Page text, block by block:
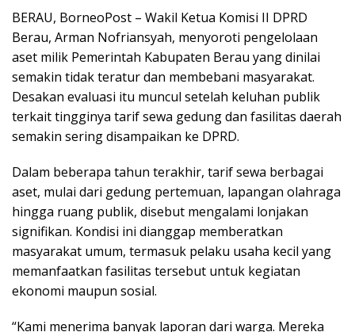
BERAU, BorneoPost – Wakil Ketua Komisi II DPRD
Berau, Arman Nofriansyah, menyoroti pengelolaan
aset milik Pemerintah Kabupaten Berau yang dinilai
semakin tidak teratur dan membebani masyarakat.
Desakan evaluasi itu muncul setelah keluhan publik
terkait tingginya tarif sewa gedung dan fasilitas daerah
semakin sering disampaikan ke DPRD.
Dalam beberapa tahun terakhir, tarif sewa berbagai
aset, mulai dari gedung pertemuan, lapangan olahraga
hingga ruang publik, disebut mengalami lonjakan
signifikan. Kondisi ini dianggap memberatkan
masyarakat umum, termasuk pelaku usaha kecil yang
memanfaatkan fasilitas tersebut untuk kegiatan
ekonomi maupun sosial.
“Kami menerima banyak laporan dari warga. Mereka